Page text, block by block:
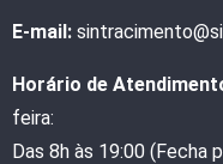
E-mail:
Horário de
feira:
Das 8h às 19:00 (Fecha